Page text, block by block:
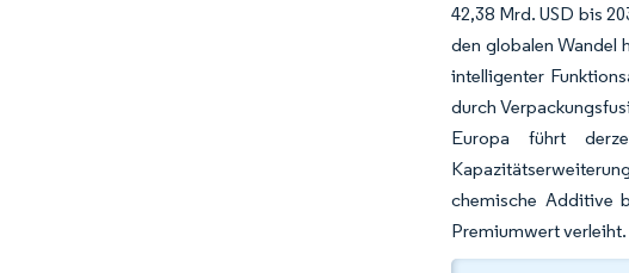
42,38 Mrd. USD bis
den globalen Wandel
intelligenter
durch
Europa führt
chemische Additive
Premiumwert verleiht.